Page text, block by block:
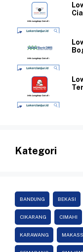
Kategori
BANDUNG BEKASI
CIKARANG CIMAHI
KARAWANG